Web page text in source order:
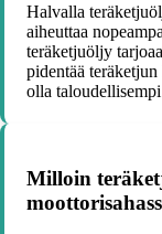
Halvalla
aiheuttaa
teräketjuöljy
pidentää
olla
Milloin